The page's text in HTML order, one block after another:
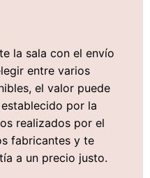
la sala con el envío
entre varios
el valor puede
por la
realizados por el
fabricantes y te
a un precio justo.